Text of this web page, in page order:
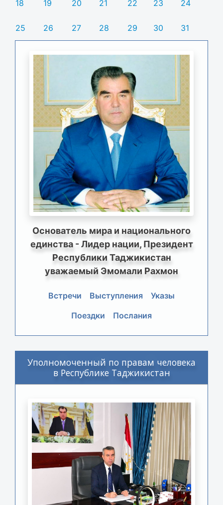
18 19 20 21 22 23 24
25 26 27 28 29 30 31
Основатель мира и национального
единства - Лидер нации, Президент
Республики Таджикистан
уважаемый Эмомали Рахмон
Встречи Выступления
Указы
Поездки
Послания
Уполномоченный по правам человека
в Республике Таджикистан